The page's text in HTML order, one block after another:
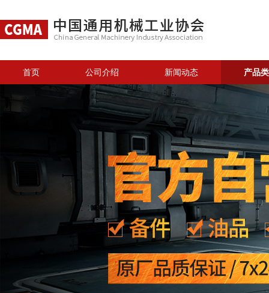
首页 公司介绍 新闻动态 产品